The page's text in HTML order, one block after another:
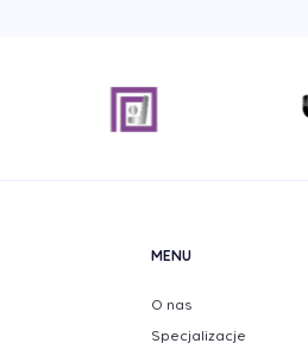
MENU
O nas
Specjalizacje